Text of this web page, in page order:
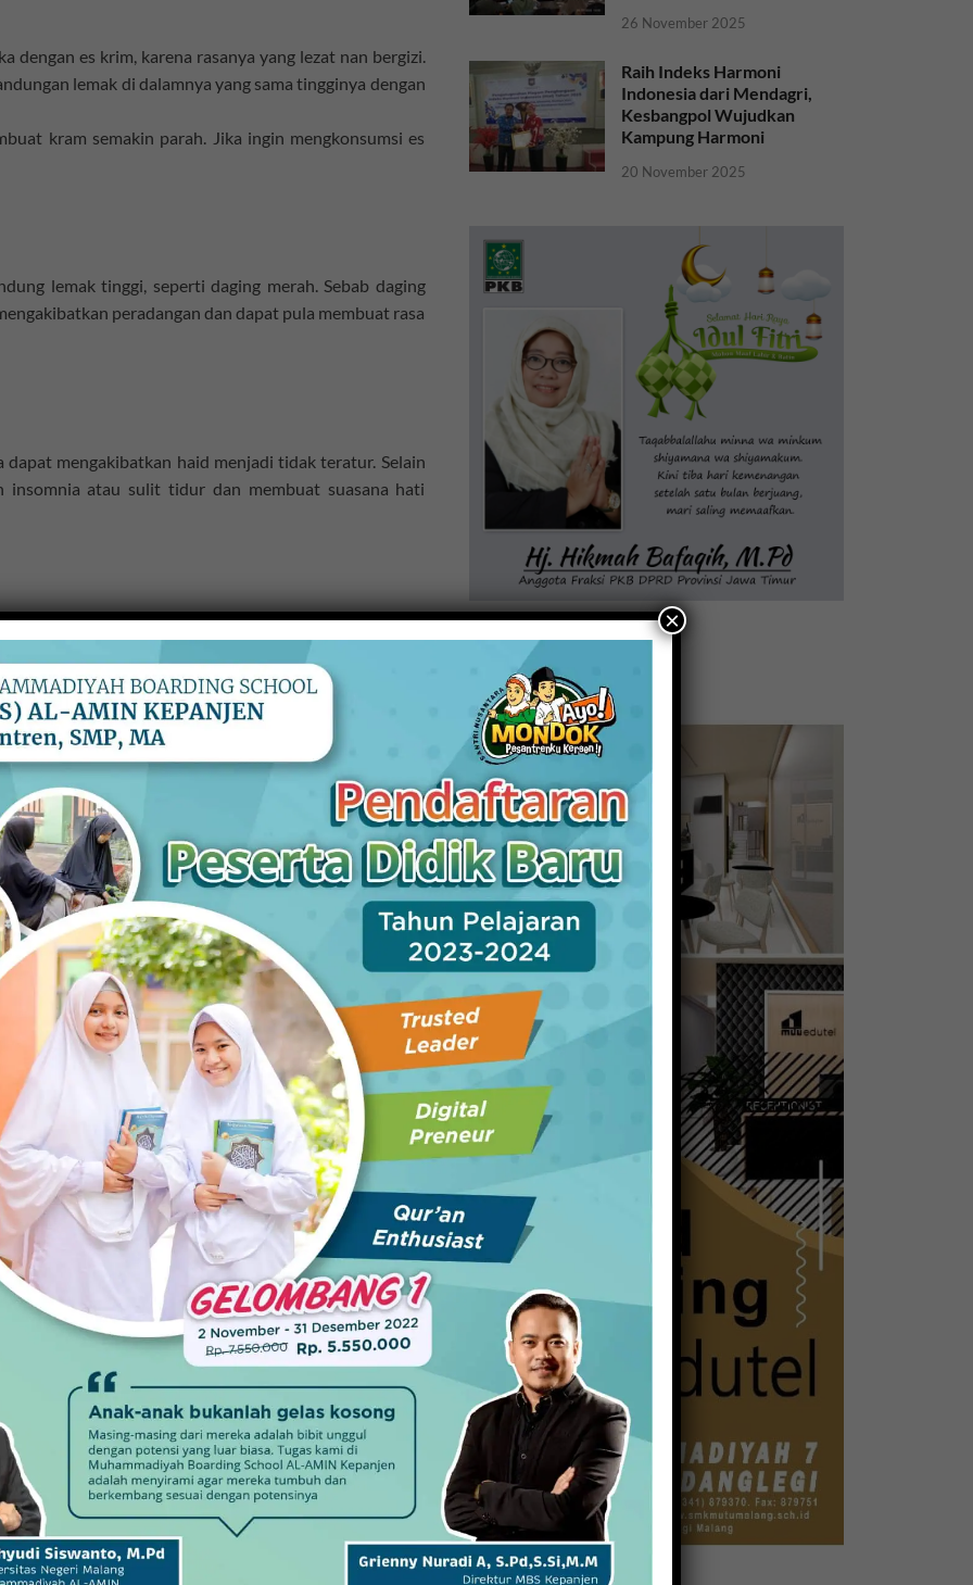
dengan es krim, karena rasanya yang lezat nan bergizi.
lemak di dalamnya yang sama tingginya dengan
kram semakin parah. Jika ingin mengkonsumsi es
lemak tinggi, seperti daging merah. Sebab daging
peradangan dan dapat pula membuat rasa
mengakibatkan haid menjadi tidak teratur. Selain
insomnia atau sulit tidur dan membuat suasana hati
biasa kita temui di toko atau supermarket merupakan
kemasan juga mengandung bahan pengawet
haid menjadi tidak nyaman.
sebagai gantinya Anda bisa mengkonsumsi makanan
mengatasi mood wanita yang turun dan dapat
dan mengganggu siklus datang bulan. So,
terhindar dari hal–hal yang tidak diinginkan.
menstruasi
tubuh akan kehilangan banyak zat besi sehingga
yang mengandung zat besi seperti tahu, bayam,
kismis dan sereal.
dikonsumsi selama menstruasi adalah buah-buahan
alami yang berguna untuk membantu mencukupi
selama menstruasi karena kandungan biji kakao di
rasa nyeri yang menyerang. Selain itu, cokelat juga
untuk mengembalikan mood menjadi lebih baik.
tanpa lemak berguna untuk meningkatkan energi dan
lancar.
26 November 2025
Raih Indeks Harmoni
Indonesia dari Mendagri,
Kesbangpol Wujudkan
Kampung Harmoni
20 November 2025
×